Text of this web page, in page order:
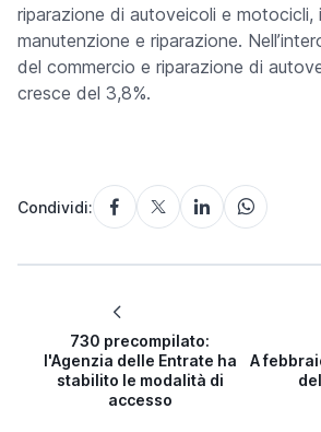
riparazione di autoveicoli e motocicli,
manutenzione e riparazione.
del commercio e riparazione di
cresce del 3,8%.
Condividi:
730 precompilato:
l'Agenzia delle Entrate ha
stabilito le modalità di
accesso
A